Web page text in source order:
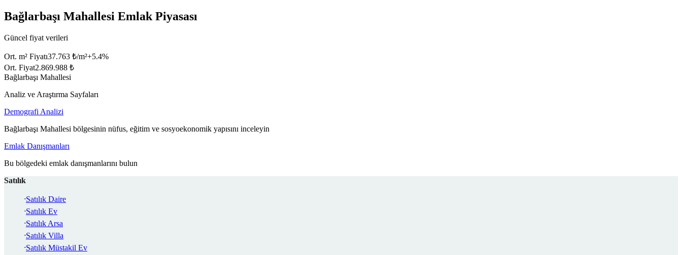
Bağlarbaşı Mahallesi Emlak Piyasası
Güncel fiyat verileri
Ort. m² Fiyatı37.763 ₺/m²+5.4%
Ort. Fiyat2.869.988 ₺
Bağlarbaşı Mahallesi
Analiz ve Araştırma Sayfaları
Demografi Analizi
Bağlarbaşı Mahallesi bölgesinin nüfus, eğitim ve sosyoekonomik yapısını inceleyin
Emlak Danışmanları
Bu bölgedeki emlak danışmanlarını bulun
Satılık
Satılık Daire
Satılık Ev
Satılık Arsa
Satılık Villa
Satılık Müstakil Ev